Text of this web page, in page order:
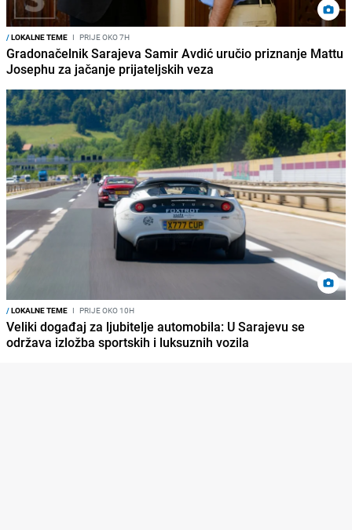
/LOKALNE TEME I PRIJE OKO 7H
Gradonačelnik Sarajeva Samir Avdić uručio priznanje Mattu
Josephu za jačanje prijateljskih veza
/LOKALNE TEME I PRIJE OKO 10H
Veliki događaj za ljubitelje automobila: U Sarajevu se
održava izložba sportskih i luksuznih vozila